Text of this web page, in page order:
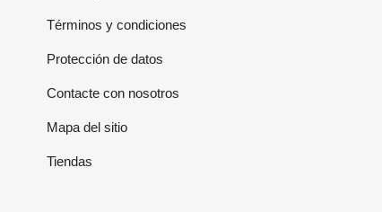
Términos y condiciones
Protección de datos
Contacte con nosotros
Mapa del sitio
Tiendas